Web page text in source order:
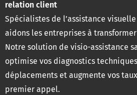
relation client
Spécialistes de l’assistance
aidons les entreprises à
Notre solution de visio-assistance
optimise vos diagnostics
déplacements et augmente vos
premier appel.